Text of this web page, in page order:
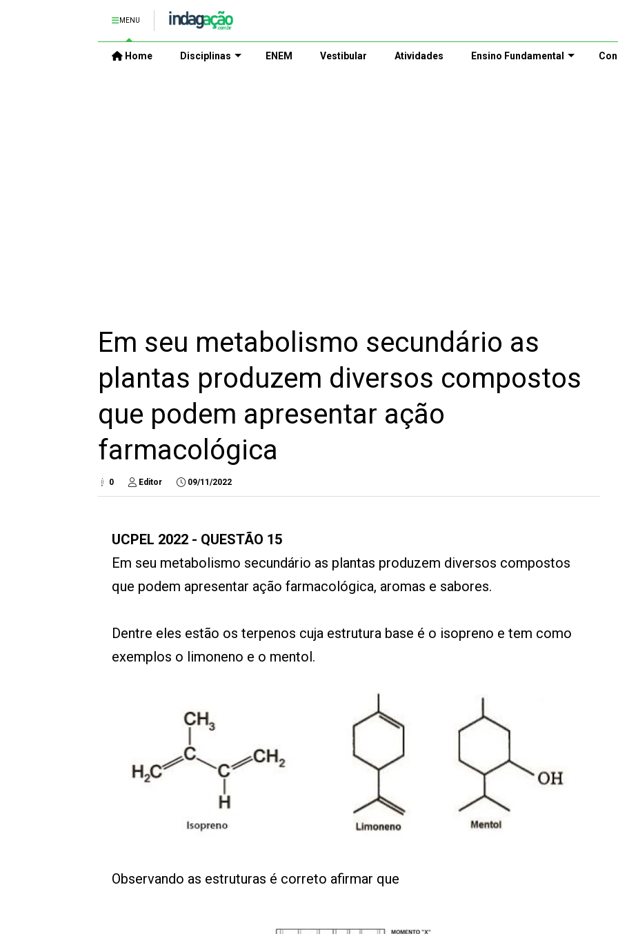
MENU
Home Disciplinas ENEM Vestibular Atividades Ensino Fundamental
Em seu metabolismo secundário as
plantas produzem diversos compostos
que podem apresentar ação
farmacológica
0 Editor 09/11/2022
UCPEL 2022 - QUESTÃO 15
Em seu metabolismo secundário as plantas produzem diversos compostos
que podem apresentar ação farmacológica, aromas e sabores.
Dentre eles estão os terpenos cuja estrutura base é o isopreno e tem como
exemplos o limoneno e o mentol.
Observando as estruturas é correto afirmar que